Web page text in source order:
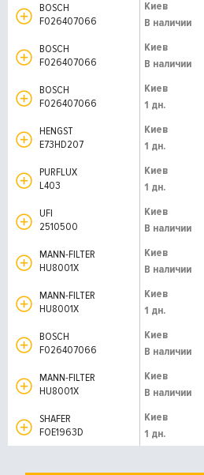
BOSCH
F026407066
Киев
В наличии
BOSCH
F026407066
Киев
В наличии
BOSCH
F026407066
Киев
1 дн.
HENGST
E73HD207
Киев
1 дн.
PURFLUX
L403
Киев
1 дн.
UFI
2510500
Киев
В наличии
MANN-FILTER
HU8001X
Киев
В наличии
MANN-FILTER
HU8001X
Киев
1 дн.
BOSCH
F026407066
Киев
В наличии
MANN-FILTER
HU8001X
Киев
В наличии
SHAFER
FOE1963D
Киев
1 дн.